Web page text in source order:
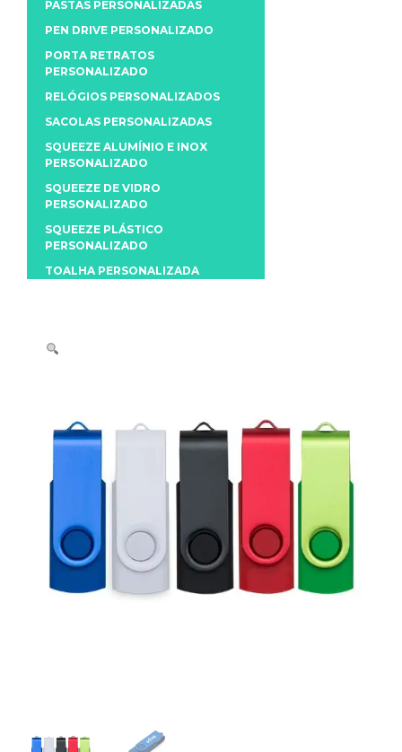
PASTAS PERSONALIZADAS
PEN DRIVE PERSONALIZADO
PORTA RETRATOS
PERSONALIZADO
RELÓGIOS PERSONALIZADOS
SACOLAS PERSONALIZADAS
SQUEEZE ALUMÍNIO E INOX
PERSONALIZADO
SQUEEZE DE VIDRO
PERSONALIZADO
SQUEEZE PLÁSTICO
PERSONALIZADO
TOALHA PERSONALIZADA